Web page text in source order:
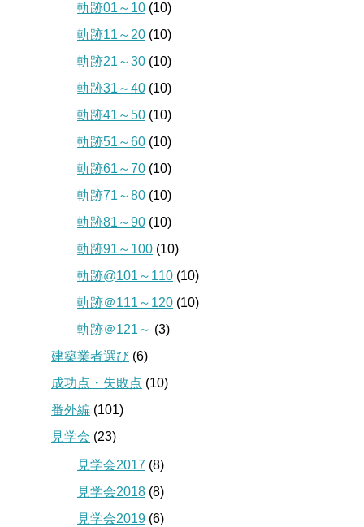
軌跡01～10 (10)
軌跡11～20 (10)
軌跡21～30 (10)
軌跡31～40 (10)
軌跡41～50 (10)
軌跡51～60 (10)
軌跡61～70 (10)
軌跡71～80 (10)
軌跡81～90 (10)
軌跡91～100 (10)
軌跡@101～110 (10)
軌跡＠111～120 (10)
軌跡＠121～ (3)
建築業者選び(6)
成功点・失敗点 (10)
番外編 (101)
見学会 (23)
見学会2017 (8)
見学会2018 (8)
見学会2019 (6)